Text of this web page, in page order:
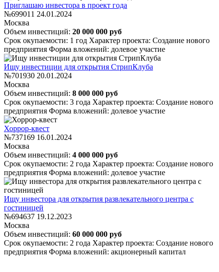
Приглашаю инвестора в проект года
№699011 24.01.2024
Москва
Объем инвестиций: 20 000 000 руб
Срок окупаемости: 1 год Характер проекта: Создание нового
предприятия Форма вложений: долевое участие
Ищу инвестиции для открытия СтрипКлуба
№701930 20.01.2024
Москва
Объем инвестиций: 8 000 000 руб
Срок окупаемости: 3 года Характер проекта: Создание нового
предприятия Форма вложений: долевое участие
Хоррор-квест
№737169 16.01.2024
Москва
Объем инвестиций: 4 000 000 руб
Срок окупаемости: 2 года Характер проекта: Создание нового
предприятия Форма вложений: долевое участие
Ищу инвестора для открытия развлекательного центра с
гостиницей
№694637 19.12.2023
Москва
Объем инвестиций: 60 000 000 руб
Срок окупаемости: 2 года Характер проекта: Создание нового
предприятия Форма вложений: акционерный капитал